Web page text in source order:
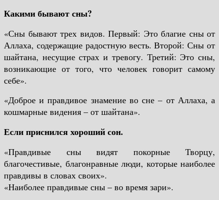
Какими бывают сны?
«Сны бывают трех видов. Первый: Это благие сны от
Аллаха, содержащие радостную весть. Второй: Сны от
шайтана, несущие страх и тревогу. Третий: Это сны,
возникающие от того, что человек говорит самому
себе».
«Доброе и правдивое знамение во сне – от Аллаха, а
кошмарные видения – от шайтана».
Если приснился хороший сон.
«Правдивые сны видят покорные Творцу,
благочестивые, благонравные люди, которые наиболее
правдивы в словах своих».
«Наиболее правдивые сны – во время зари».